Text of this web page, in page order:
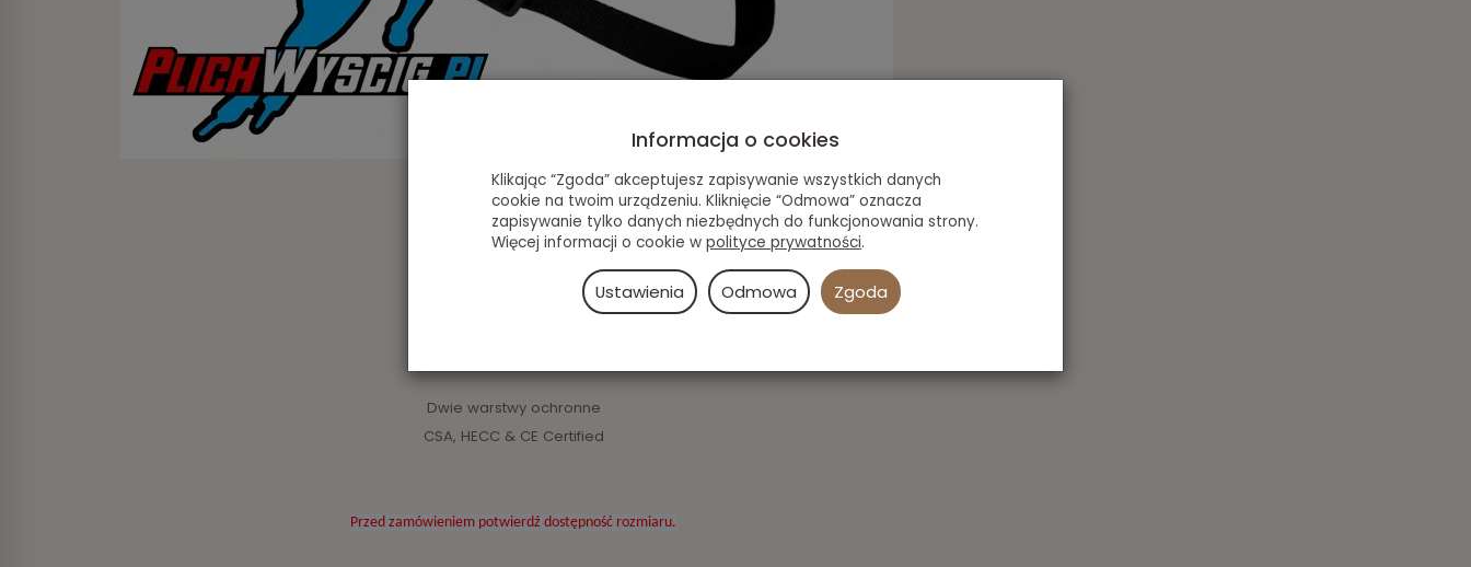
Kask hokejowy Bauer 4500
Dwie warstwy ochronne
CSA, HECC & CE Certified
Przed zamówieniem potwierdź dostępność rozmiaru.
Informacja o cookies
Klikając “Zgoda” akceptujesz zapisywanie wszystkich danych
cookie na twoim urządzeniu. Kliknięcie “Odmowa” oznacza
zapisywanie tylko danych niezbędnych do funkcjonowania strony.
Więcej informacji o cookie w polityce prywatności.
Ustawienia Odmowa Zgoda